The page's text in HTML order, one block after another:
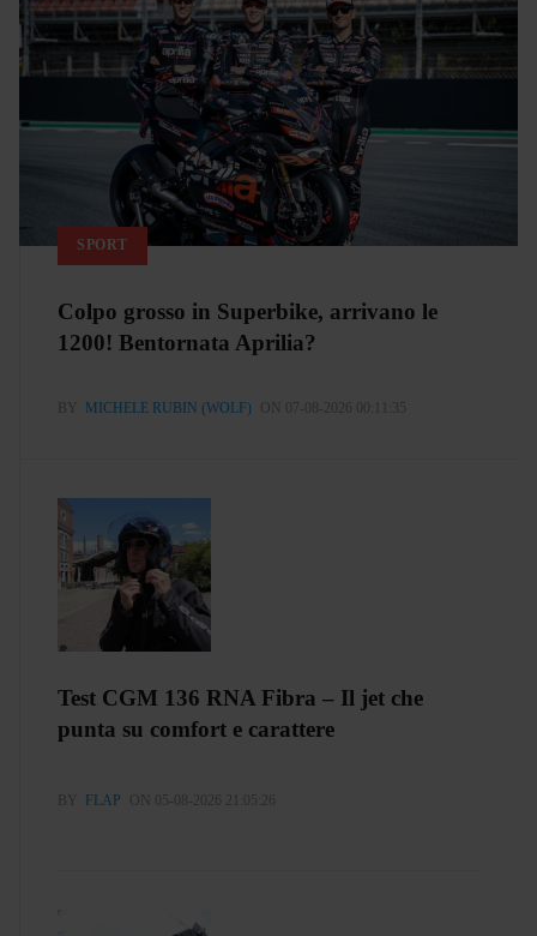
SPORT
Colpo grosso in Superbike, arrivano le
1200! Bentornata Aprilia?
BY MICHELE RUBIN (WOLF) ON 07-08-2026 00:11:35
Test CGM 136 RNA Fibra – Il jet che
punta su comfort e carattere
BY FLAP ON 05-08-2026 21:05:26